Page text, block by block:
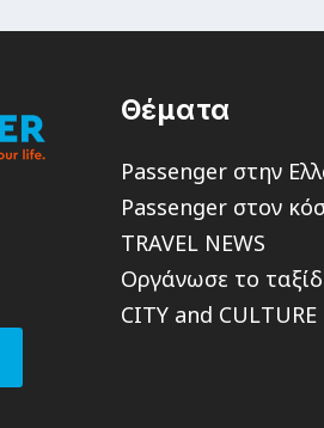
Θέματα
Passenger στην
Passenger στον
TRAVEL NEWS
Οργάνωσε το
CITY and CULTURE